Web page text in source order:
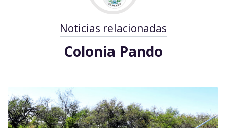
Noticias relacionadas
Colonia Pando